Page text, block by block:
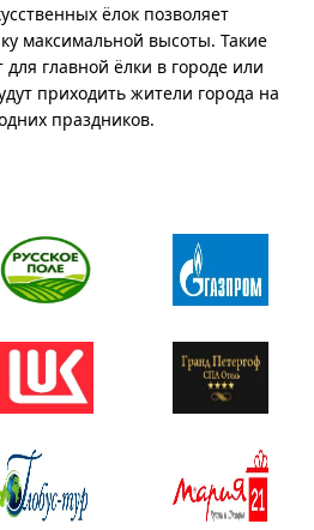
ёлок позволяет
максимальной высоты. Такие
главной ёлки в городе или
приходить жители города на
праздников.